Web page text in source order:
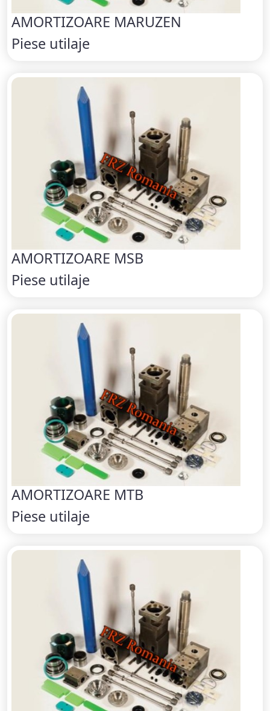
AMORTIZOARE MARUZEN
Piese utilaje
AMORTIZOARE MSB
Piese utilaje
AMORTIZOARE MTB
Piese utilaje